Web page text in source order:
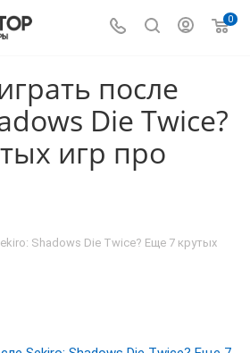
0
после
Die Twice?
игр про
Shadows Die Twice? Еще 7 крутых